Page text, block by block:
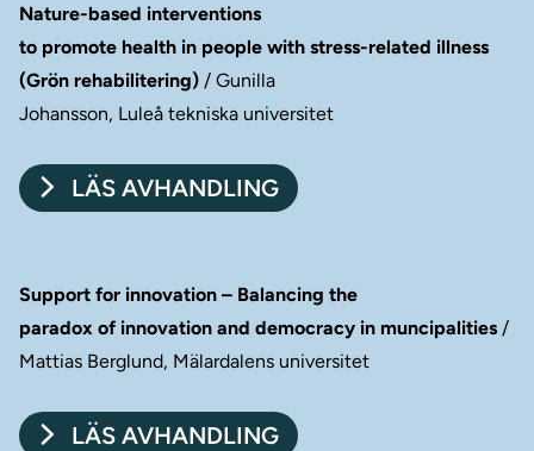
Nature-based interventions
to promote health in people with stress-related illness
(Grön rehabilitering) / Gunilla
Johansson, Luleå tekniska universitet
LÄS AVHANDLING
Support for innovation – Balancing the
paradox of innovation and democracy in muncipalities /
Mattias Berglund, Mälardalens universitet
LÄS AVHANDLING